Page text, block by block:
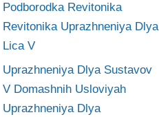
Podborodka Revitonika
Revitonika Uprazhneniya Dlya
Lica V
Uprazhneniya Dlya Sustavov
V Domashnih Usloviyah
Uprazhneniya Dlya